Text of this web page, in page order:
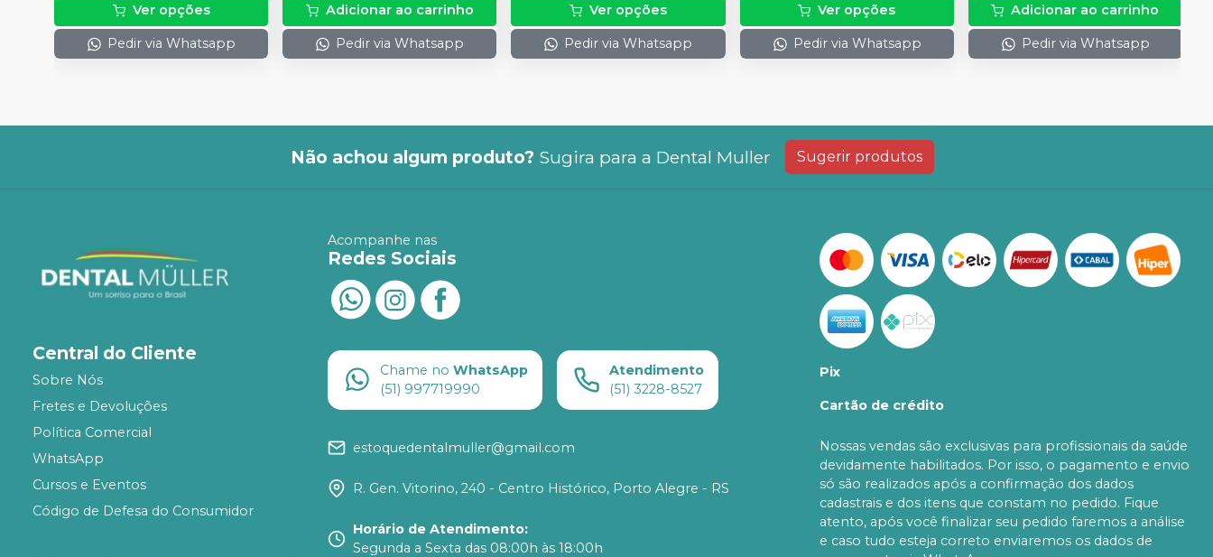
Ver opções
Pedir via Whatsapp
Adicionar ao carrinho
Pedir via Whatsapp
Ver opções
Pedir via Whatsapp
Ver opções
Pedir via Whatsapp
Adicionar ao carrinho
Pedir via Whatsapp
Não achou algum produto? Sugira para a Dental Muller Sugerir produtos
Central do Cliente
Sobre Nós
Fretes e Devoluções
Política Comercial
WhatsApp
Cursos e Eventos
Código de Defesa do Consumidor
Acompanhe nas
Redes Sociais
Chame no WhatsApp
(51) 997719990
Atendimento
(51) 3228-8527
estoquedentalmuller@gmail.com
R. Gen. Vitorino, 240 - Centro Histórico, Porto Alegre - RS
Horário de Atendimento:
Segunda a Sexta das 08:00h às 18:00h
Pix
Cartão de crédito
Nossas vendas são exclusivas para profissionais da saúde
devidamente habilitados. Por isso, o pagamento e envio
só são realizados após a confirmação dos dados
cadastrais e dos itens que constam no pedido. Fique
atento, após você finalizar seu pedido faremos a análise
e caso tudo esteja correto enviaremos os dados de